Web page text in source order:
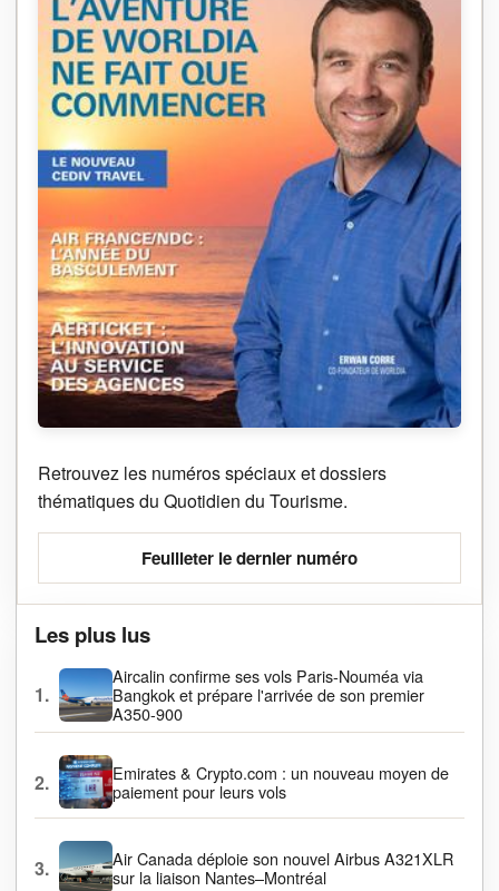
Retrouvez les numéros spéciaux et dossiers
thématiques du Quotidien du Tourisme.
Feuilleter le dernier numéro
Les plus lus
1.
Aircalin confirme ses vols Paris-Nouméa via
Bangkok et prépare l'arrivée de son premier
A350-900
2.
Emirates & Crypto.com : un nouveau moyen de
paiement pour leurs vols
3.
Air Canada déploie son nouvel Airbus A321XLR
sur la liaison Nantes–Montréal